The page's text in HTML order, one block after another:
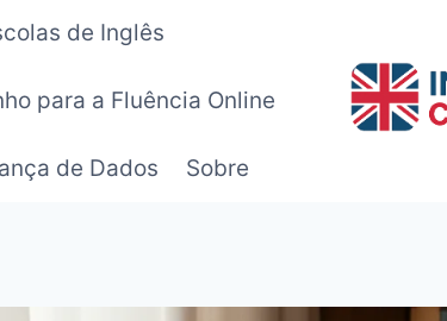
de Inglês
para a Fluência Online
de Dados Sobre